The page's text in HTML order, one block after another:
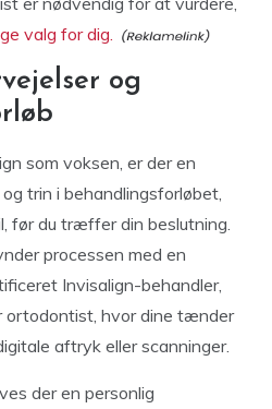
valg for dig.
og
som voksen, er der en
trin i behandlingsforløbet,
før du træffer din beslutning.
processen med en
Invisalign-behandler,
hvor dine tænder
aftryk eller scanninger.
der en personlig